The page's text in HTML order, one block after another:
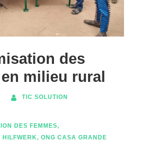
des
milieu rural
TIC SOLUTION
DES FEMMES,
HILFWERK, ONG CASA GRANDE